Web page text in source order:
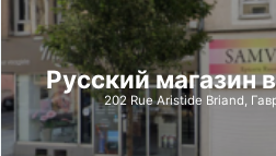
Русский магазин
202 Rue Aristide Briand,